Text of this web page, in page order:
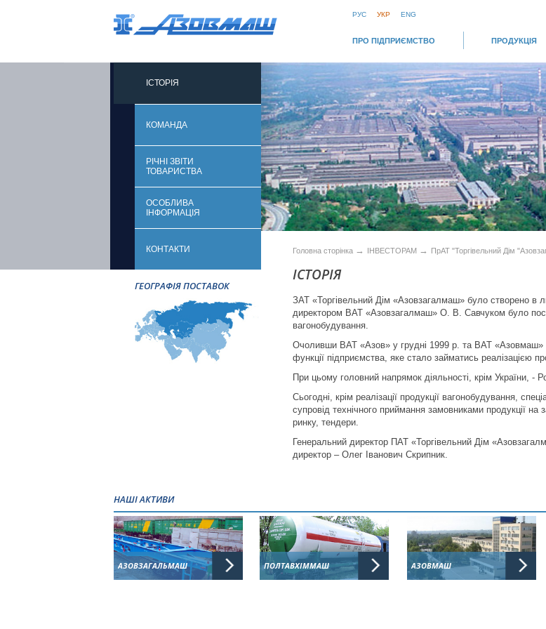
РУС УКР ENG
ПРО ПІДПРИЄМСТВО ПРОДУКЦІЯ
ІСТОРІЯ
КОМАНДА
РІЧНІ ЗВІТИ
ТОВАРИСТВА
ОСОБЛИВА
ІНФОРМАЦІЯ
КОНТАКТИ
ГЕОГРАФІЯ ПОСТАВОК
Головна сторінка → ІНВЕСТОРАМ → ПрАТ "Торгівельний Дім
ІСТОРІЯ
ЗАТ «Торгівельний Дім «Азовзагалмаш» було створено в
директором ВАТ «Азовзагалмаш» О. В. Савчуком було
вагонобудування.
Очоливши ВАТ «Азов» у грудні 1999 р. та ВАТ
функції підприємства, яке стало займатись реалізацією
При цьому головний напрямок діяльності, крім України, -
Сьогодні, крім реалізації продукції вагонобудування,
супровід технічного приймання замовниками продукції
ринку, тендери.
Генеральний директор ПАТ «Торгівельний Дім
директор – Олег Іванович Скрипник.
НАШІ АКТИВИ
АЗОВЗАГАЛЬМАШ ПОЛТАВХІММАШ АЗОВМАШ